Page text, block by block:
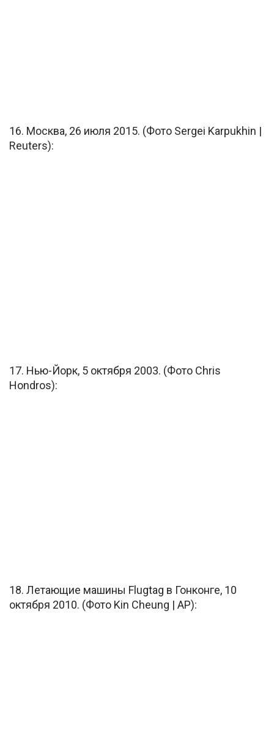
16. Москва, 26 июля 2015. (Фото Sergei Karpukhin |
Reuters):
17. Нью-Йорк, 5 октября 2003. (Фото Chris
Hondros):
18. Летающие машины Flugtag в Гонконге, 10
октября 2010. (Фото Kin Cheung | AP):